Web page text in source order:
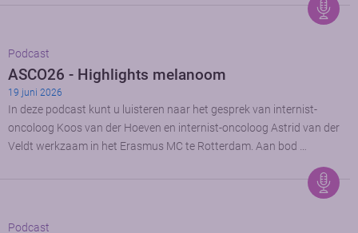
Podcast
ASCO26 - Highlights melanoom
19 juni 2026
In deze podcast kunt u luisteren naar het gesprek van internist-
oncoloog Koos van der Hoeven en internist-oncoloog Astrid van der
Veldt werkzaam in het Erasmus MC te Rotterdam. Aan bod …
Podcast